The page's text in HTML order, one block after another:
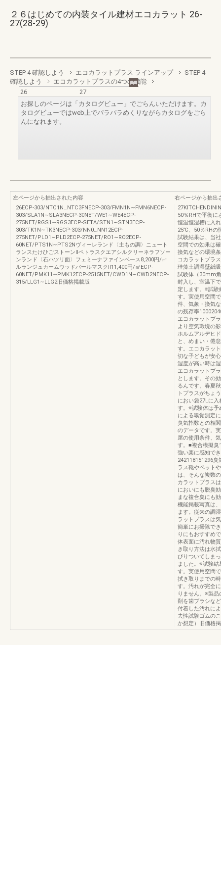
２６はじめての内装タイル建材エコカラット 26-
27(28-29)
STEP 4 確認しよう エコカラットプラス ラインアップ
STEP 4
確認しよう
エコカラットプラスの4つの機能
26
27
お探しのページは「カタログビュー」でごらんいただけます。カ
タログビューではweb上でパラパラめくりながらカタログをごら
んになれます。
左ページから抽出された内容
26ECP-303/NTC1N…NTC3FNECP-303/FMN1N∼FMN6NECP-
303/SLA1N∼SLA3NECP-30NET/WE1∼WE4ECP-
275NET/RGS1∼RGS3ECP-SETA/STN1∼STN3ECP-
303/TK1N∼TK3NECP-303/NN0…NN12ECP-
275NET/PLD1∼PLD2ECP-275NET/RO1∼RO2ECP-
60NET/PTS1N∼PTS2Nヴィーレランド〈土もの調〉ニュート
ランスたけひごストーンⅡペトラスクエアシルクリーネラフソー
ンランド〈石ハツリ面〉フェミーナファインベース8,200円/㎡
ルランジュカームウッドパールマスクⅡ11,400円/㎡ECP-
60NET/PMK11∼PMK12ECP-2515NET/CWD1N∼CWD2NECP-
315/LLG1∼LLG2旧価格掲載版
右ページから抽出
50％RHで平衡
恒温恒湿槽に入
25℃、50％RHの
試験結果は、当
空間での効果は
換気などの環境
コカラットプラ
珪藻土調湿壁紙
試験体（30mm
封入し、室温下
定します。※試験
す。実使用空間
件、気象・換気
の残存率
エコカラットプ
より空気環境の
ホルムアルデヒ
と、めまい・倦
す。エコカラッ
切な子どもが安
湿度が高い時は
エコカラットプ
とします。その
るんです。春夏
トプラスがちょ
におい袋27Lに
す。※試験体は予
による嗅覚測定
臭気指数との相
のデータです。
屋の使用条件、
す。■複合模擬
強い楽に感知で
242118151296
ラス靴やペット
は、そんな複数
カラットプラス
においにも脱臭
まな複合臭にも
機能掲載写真は
ます。従来の調
ラットプラスは
簡単にお掃除で
りにもおすすめ
体表面に汚れ物
き取り方法は水
びりついてしま
ました。※試験
す。実使用空間
拭き取りまでの
す。汚れが完全
りません。※製
剤を歯ブラシな
付着した汚れに
去性試験ゴムの
か想定）旧価格